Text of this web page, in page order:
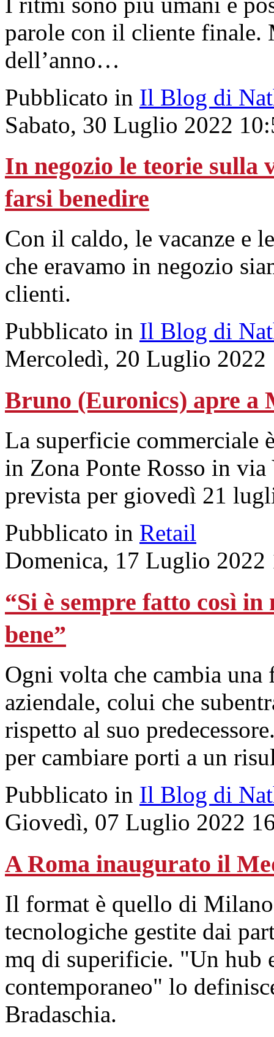
parole con il cliente finale.
dell’anno…
Pubblicato in Il Blog di
Sabato, 30 Luglio 2022
In negozio le teorie sulla
farsi benedire
Con il caldo, le vacanze e
che eravamo in negozio
clienti.
Pubblicato in Il Blog di
Mercoledì, 20 Luglio 2022
Bruno (Euronics) apre a
La superficie commerciale
in Zona Ponte Rosso in
prevista per giovedì 21
Pubblicato in Retail
Domenica, 17 Luglio 2022
“Si è sempre fatto così in
bene”
Ogni volta che cambia una
aziendale, colui che
rispetto al suo
per cambiare porti a un
Pubblicato in Il Blog di
Giovedì, 07 Luglio 2022
A Roma inaugurato il
Il format è quello di
tecnologiche gestite dai
mq di superificie. "Un hub
contemporaneo" lo
Bradaschia.